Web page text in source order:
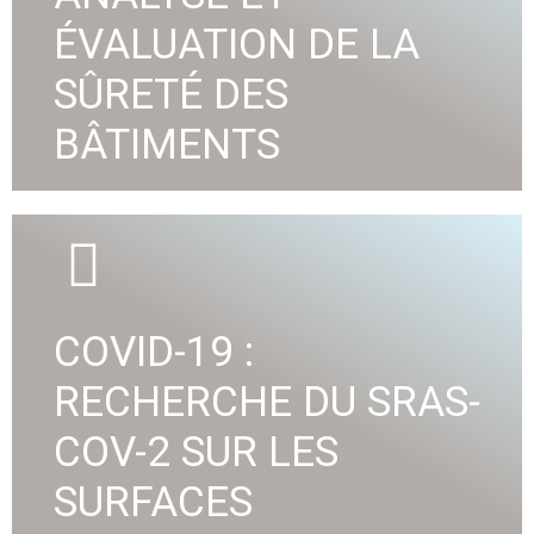
VOIR DÉTAIL
ÉVALUATION DE LA
SÛRETÉ DES
BÂTIMENTS
majeure pour l’amélioration de la protection des
apporte des solutions de qualité adaptées à vos
VOIR DÉTAIL
COVID-19 :
RECHERCHE DU SRAS-
COV-2 SUR LES
SURFACES